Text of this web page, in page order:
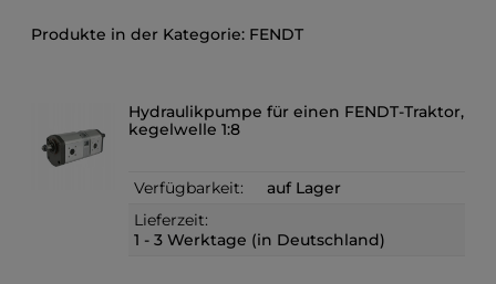
FENDT
Hydraulikpumpe für einen FENDT-Traktor,
kegelwelle 1:8
Verfügbarkeit:
auf Lager
Lieferzeit:
1 - 3 Werktage (in Deutschland)